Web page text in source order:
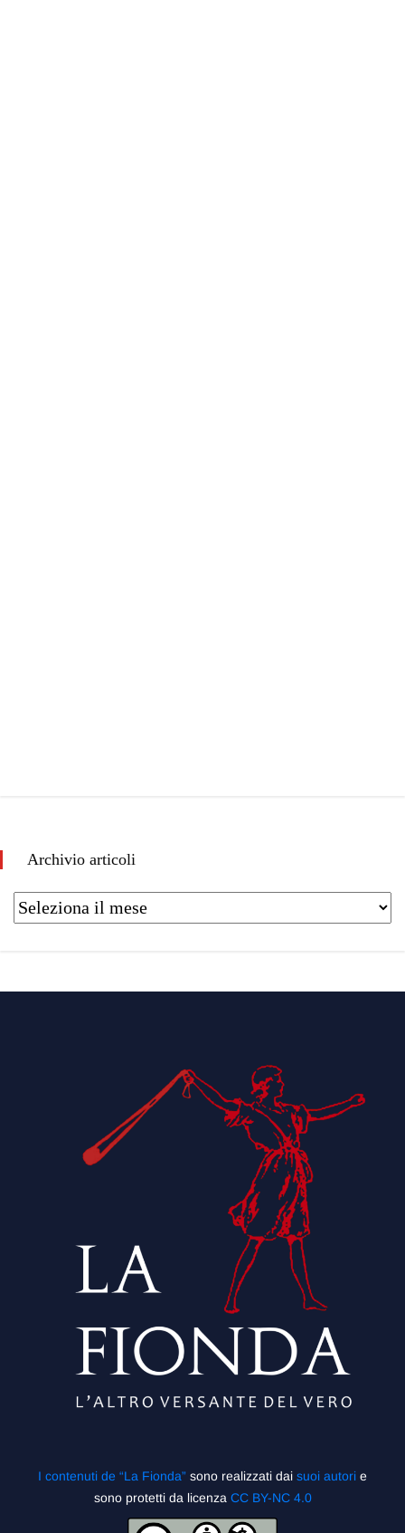
Archivio articoli
I contenuti de “La Fionda” sono realizzati dai suoi autori e
sono protetti da licenza CC BY-NC 4.0